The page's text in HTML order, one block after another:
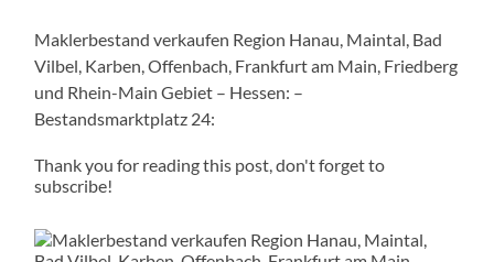
Maklerbestand verkaufen Region Hanau, Maintal, Bad
Vilbel, Karben, Offenbach, Frankfurt am Main, Friedberg
und Rhein-Main Gebiet – Hessen: –
Bestandsmarktplatz 24:
Thank you for reading this post, don't forget to
subscribe!